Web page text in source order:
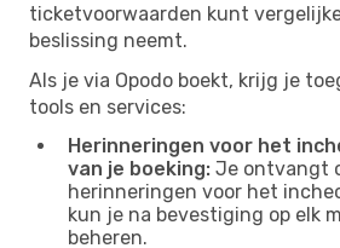
ticketvoorwaarden kunt
beslissing neemt.
Als je via Opodo boekt, krijg je
tools en services:
Herinneringen voor het
van je boeking: Je ontvangt
herinneringen voor het
kun je na bevestiging op elk
beheren.